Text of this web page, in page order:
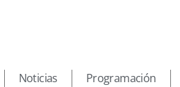
Noticias Programación